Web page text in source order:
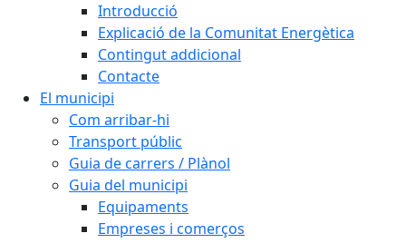
Introducció
Explicació de la Comunitat Energètica
Contingut addicional
Contacte
El municipi
Com arribar-hi
Transport públic
Guia de carrers / Plànol
Guia del municipi
Equipaments
Empreses i comerços